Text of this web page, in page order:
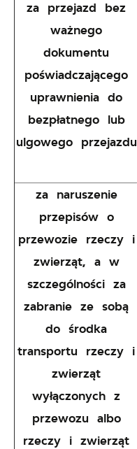
za przejazd bez
ważnego
dokumentu
poświadczającego
uprawnienia do
bezpłatnego lub
ulgowego przejazdu
za naruszenie
przepisów o
przewozie rzeczy i
zwierząt, a w
szczególności za
zabranie ze sobą
do środka
transportu rzeczy i
zwierząt
wyłączonych z
przewozu albo
rzeczy i zwierząt